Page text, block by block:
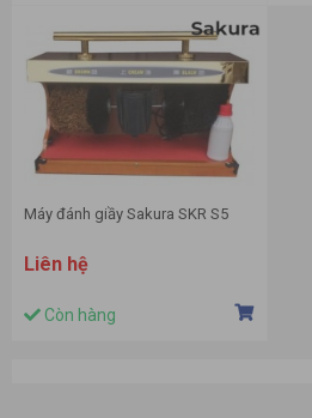
Máy đánh giầy Sakura SKR S5
Liên hệ
Còn hàng